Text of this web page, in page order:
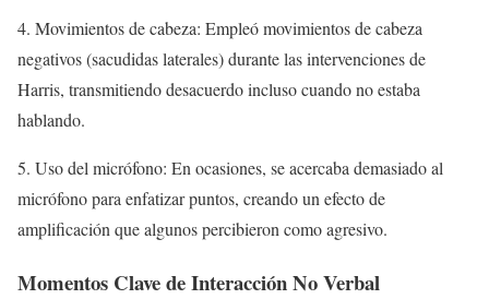
4. Movimientos de cabeza: Empleó movimientos de cabeza
negativos (sacudidas laterales) durante las intervenciones de
Harris, transmitiendo desacuerdo incluso cuando no estaba
hablando.
5. Uso del micrófono: En ocasiones, se acercaba demasiado al
micrófono para enfatizar puntos, creando un efecto de
amplificación que algunos percibieron como agresivo.
Momentos Clave de Interacción No Verbal